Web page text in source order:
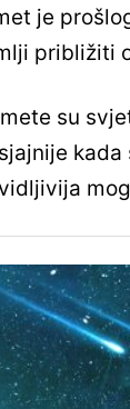
je
približiti
su
kada